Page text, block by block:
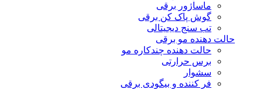
ماساژور برقی
گوش پاک کن برقی
تب سنج دیجیتالی
حالت دهنده مو برقی
حالت دهنده چندکاره مو
برس حرارتی
سشوار
فر کننده و بیگودی برقی